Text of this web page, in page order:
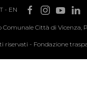
- EN
Città di Vicenza,
riservati - Fondazione